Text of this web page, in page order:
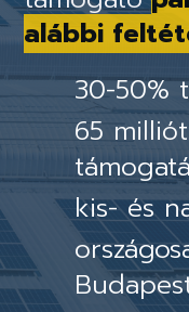
alábbi
30-50%
65
kis- és